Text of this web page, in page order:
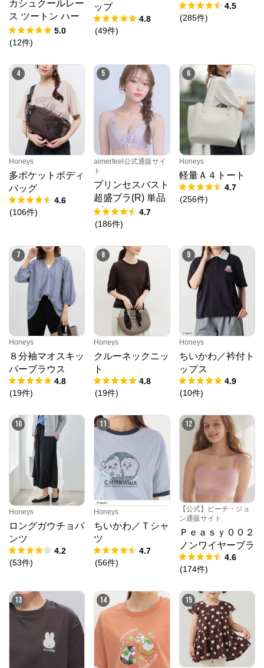
カシュクールレー
ス ツートン ハー
フバックショーツ
5.0
(12件)
ップ
4.8
(49件)
4.5
(285件)
4
Honeys
多ポケットボディ
バッグ
4.6
(106件)
5
aimerfeel公式通販サイ
ト
プリンセスバスト
超盛ブラ(R) 単品
ブラジャー4.7
(186件)
6
Honeys
軽量Ａ４トート
4.7
(256件)
7
Honeys
８分袖マオスキッ
パーブラウス
4.8
(19件)
8
Honeys
クルーネックニッ
ト
4.8
(19件)
9
Honeys
ちいかわ／衿付ト
ップス
4.9
(10件)
10
Honeys
ロングガウチョパ
ンツ
4.2
(53件)
11
Honeys
ちいかわ／Ｔシャ
ツ
4.7
(56件)
12
【公式】ピーチ・ジョ
ン通販サイト
Ｐｅａｓｙ００２
ノンワイヤーブラ
4.6
(174件)
13 14 15
クロスプラス オンラインストア
公式ECサイト
クロスプラス　オンラインストア
からのコメン
N.O.R.C (ノーク)、JUNKO SHIMADA (ジュンコシマ
ダ) 、ATSURO TAYAMA（アツロウ タヤマ）、
ALPHA CUBIC (アルファーキュービック)、DECOY
(デコイ)、Petit Honfleur (プチオンフルール)、
DERMASHARE (ダーマシェア)など、20 代～ 40 代の
大人女子ブランドを中心に、多くの人気ブランドをラ
レディースファッションを中心に、ライフスタイルを
豊かにするオリジナルアイテムをご提案します。